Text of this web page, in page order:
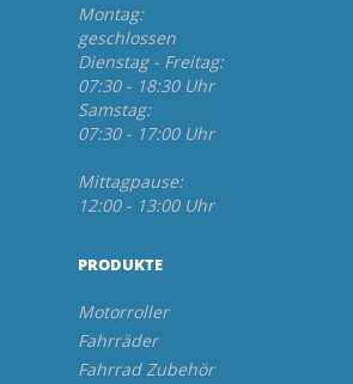
Montag:
geschlossen
Dienstag - Freitag:
07:30 - 18:30 Uhr
Samstag:
07:30 - 17:00 Uhr
Mittagpause:
12:00 - 13:00 Uhr
PRODUKTE
Motorroller
Fahrräder
Fahrrad Zubehör